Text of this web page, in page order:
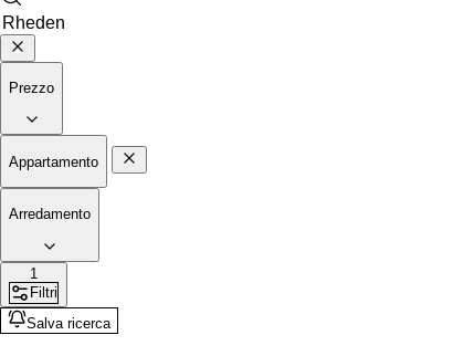
Prezzo
Appartamento
Arredamento
1
Filtri
Salva ricerca